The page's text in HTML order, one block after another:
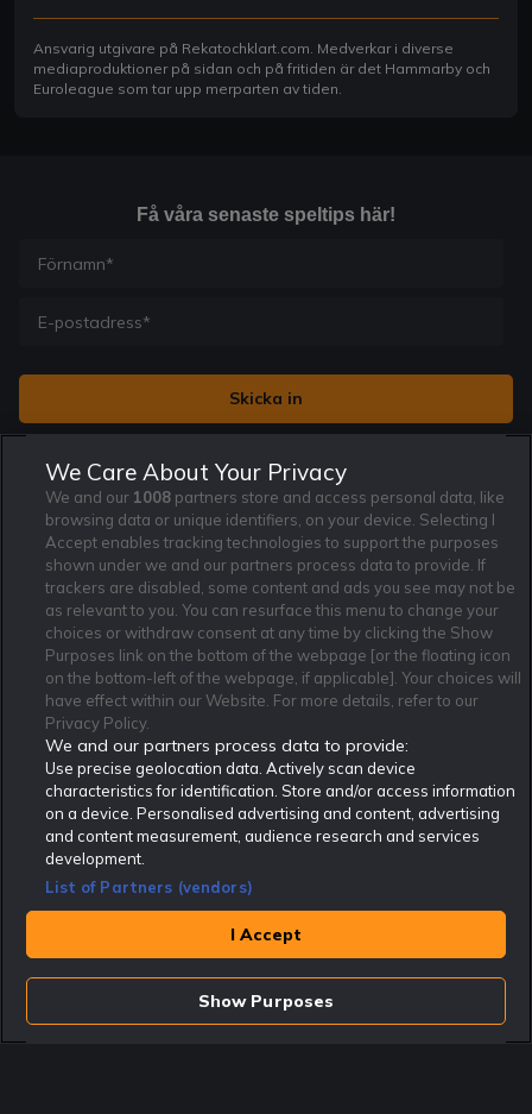
Ansvarig utgivare på Rekatochklart.com. Medverkar i diverse
mediaproduktioner på sidan och på fritiden är det Hammarby och
Euroleague som tar upp merparten av tiden.
Få våra senaste speltips här!
Jag vill få nyhetsbrev från Rekatochklart och jag är 18+. Regler
och villkor gäller. *
Rekatochklart.com är Sveriges ledande betting-community. 2017 nominerades
Rekatochklart som en av världens bästa spelinformations-sajter på spelbranschens egen
Oscarsgala EGR Awards.
Rekatochklart är oberoende och ej knutet till något specifikt spelbolag. Här hittar du
speltips, unika insättningsbonusar och erbjudanden från de största och mest seriösa
spelbolagen. En spelbok, spelskola, information om skador och avstängningar samt vårt
populära klotterplank.
Har du några frågor är du välkommen att
kontakta oss
Spela ansvarsfullt. Åldersgränsen för spel är 18+ Har ditt spelande blivit ett
problem? Kontakta stödlinjen på 020-81 91 00. Odds kan ändras. Alla odds var
korrekta vid den tidpunkt de publicerades. Spel utan konto innebär att man
Affiliate Modell
Om Rekatochklart
Kontakta oss
Redaktionen
Ansvarsfullt Spelande
F.A.Q
Nyhetsarkiv
Redaktionell policy
Cookie Policy
Användarvilkor
Integritetspolicy
Rekatochklart shop
We Care About Your Privacy
We and our 1008 partners store and access personal data, like
browsing data or unique identifiers, on your device. Selecting I
Accept enables tracking technologies to support the purposes
shown under we and our partners process data to provide. If
trackers are disabled, some content and ads you see may not be
as relevant to you. You can resurface this menu to change your
choices or withdraw consent at any time by clicking the Show
Purposes link on the bottom of the webpage [or the floating icon
on the bottom-left of the webpage, if applicable]. Your choices will
have effect within our Website. For more details, refer to our
Privacy Policy.
We and our partners process data to provide:
Use precise geolocation data. Actively scan device
characteristics for identification. Store and/or access information
on a device. Personalised advertising and content, advertising
and content measurement, audience research and services
development.
List of Partners (vendors)
I Accept
Show Purposes